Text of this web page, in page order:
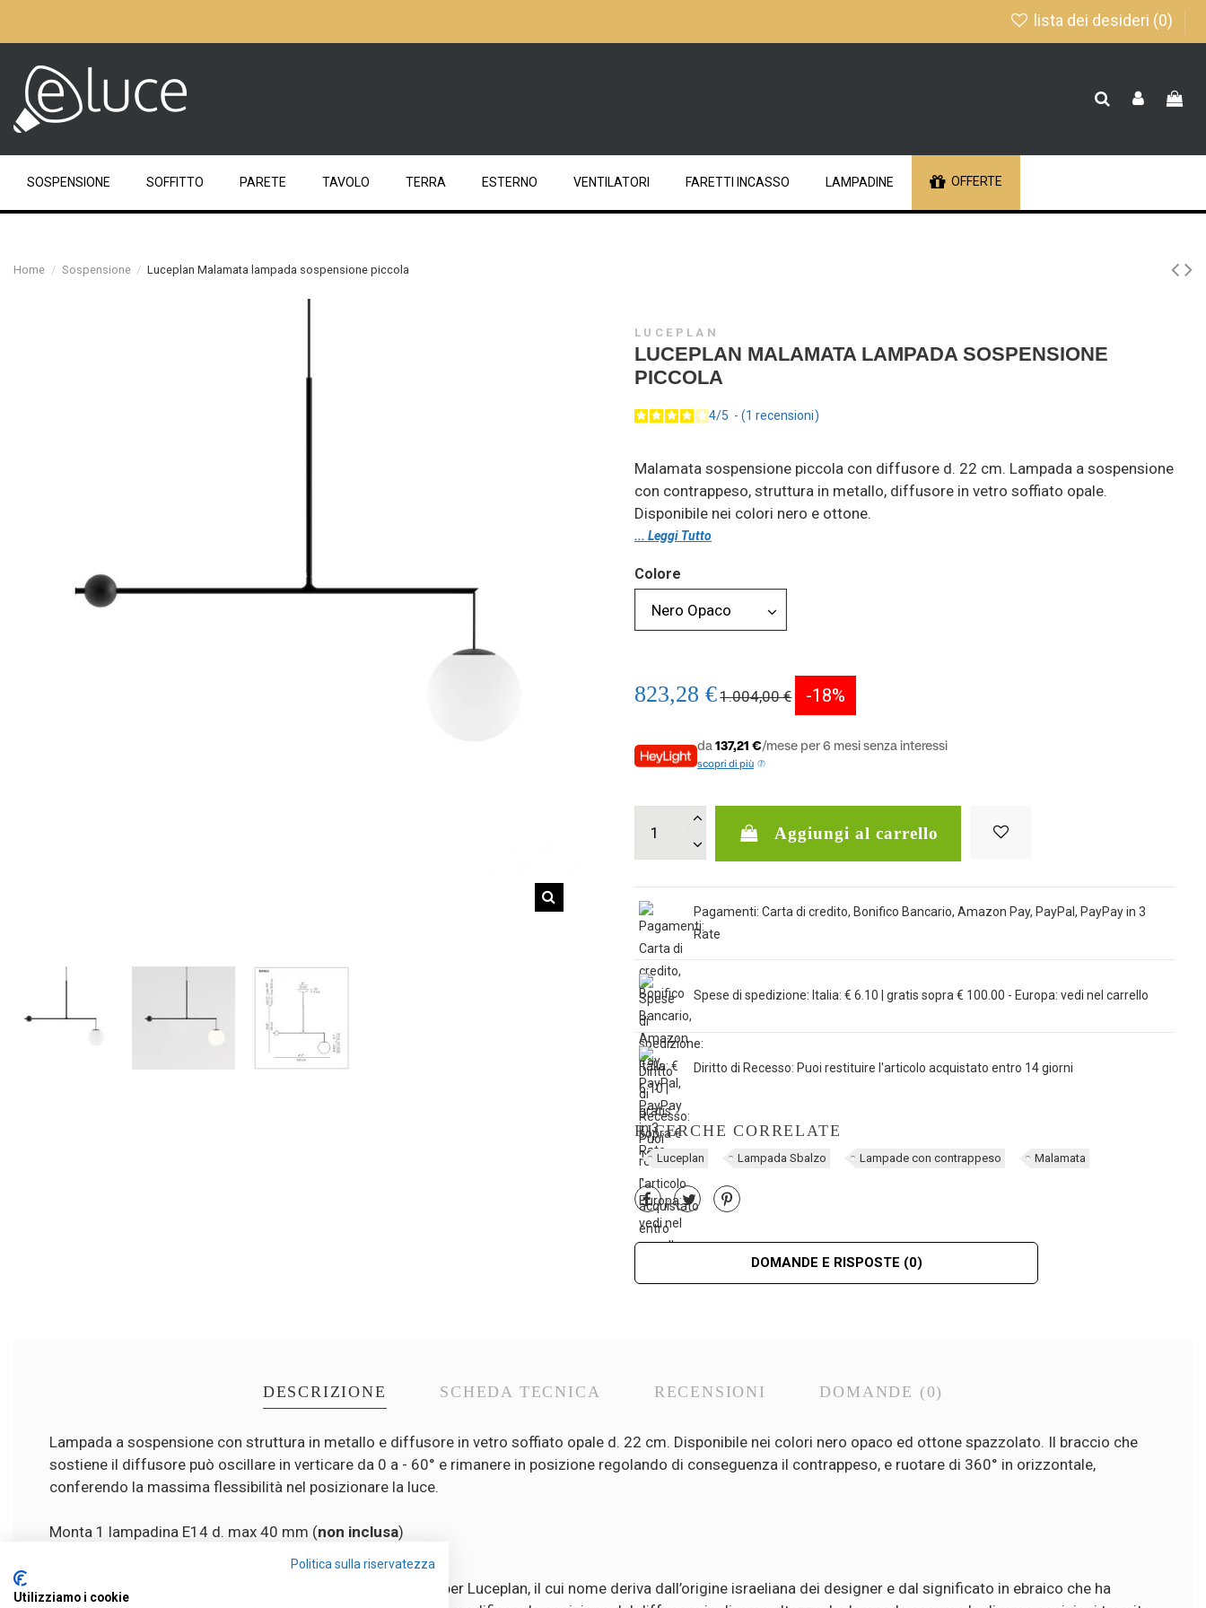
lista dei desideri (0)
SOSPENSIONE SOFFITTO PARETE TAVOLO TERRA ESTERNO VENTILATORI FARETTI INCASSO LAMPADINE OFFERTE
Home Sospensione Luceplan Malamata lampada sospensione piccola
LUCEPLAN
LUCEPLAN MALAMATA LAMPADA SOSPENSIONE
PICCOLA
4/5 - 1 recensioni
Malamata sospensione piccola con diffusore d. 22 cm. Lampada a sospensione
con contrappeso, struttura in metallo, diffusore in vetro soffiato opale.
Disponibile nei colori nero e ottone.
... Leggi Tutto
Colore
823,28 €1.004,00 € -18%
da 137,21 €/mese per 6 mesi senza interessi
scopri di più
Aggiungi al carrello
Pagamenti: Carta di credito, Bonifico Bancario, Amazon Pay, PayPal, PayPay in 3
Rate
Spese di spedizione: Italia: € 6.10 | gratis sopra € 100.00 - Europa: vedi nel carrello
Diritto di Recesso: Puoi restituire l'articolo acquistato entro 14 giorni
RICERCHE CORRELATE
Luceplan Lampada Sbalzo Lampade con contrappeso Malamata
DOMANDE E RISPOSTE (0)
DESCRIZIONE SCHEDA TECNICA RECENSIONI DOMANDE (0)
Lampada a sospensione con struttura in metallo e diffusore in vetro soffiato opale d. 22 cm. Disponibile nei colori nero opaco ed ottone spazzolato. Il braccio che
sostiene il diffusore può oscillare in verticare da 0 a - 60° e rimanere in posizione regolando di conseguenza il contrappeso, e ruotare di 360° in orizzontale,
conferendo la massima flessibilità nel posizionare la luce.
Monta 1 lampadina E14 d. max 40 mm (non inclusa)
La famiglia di lampade Malamata, ideata da Shulab Studio per Luceplan, il cui nome deriva dall’origine israeliana dei designer e dal significato in ebraico che ha
Politica sulla riservatezza
Utilizziamo i cookie